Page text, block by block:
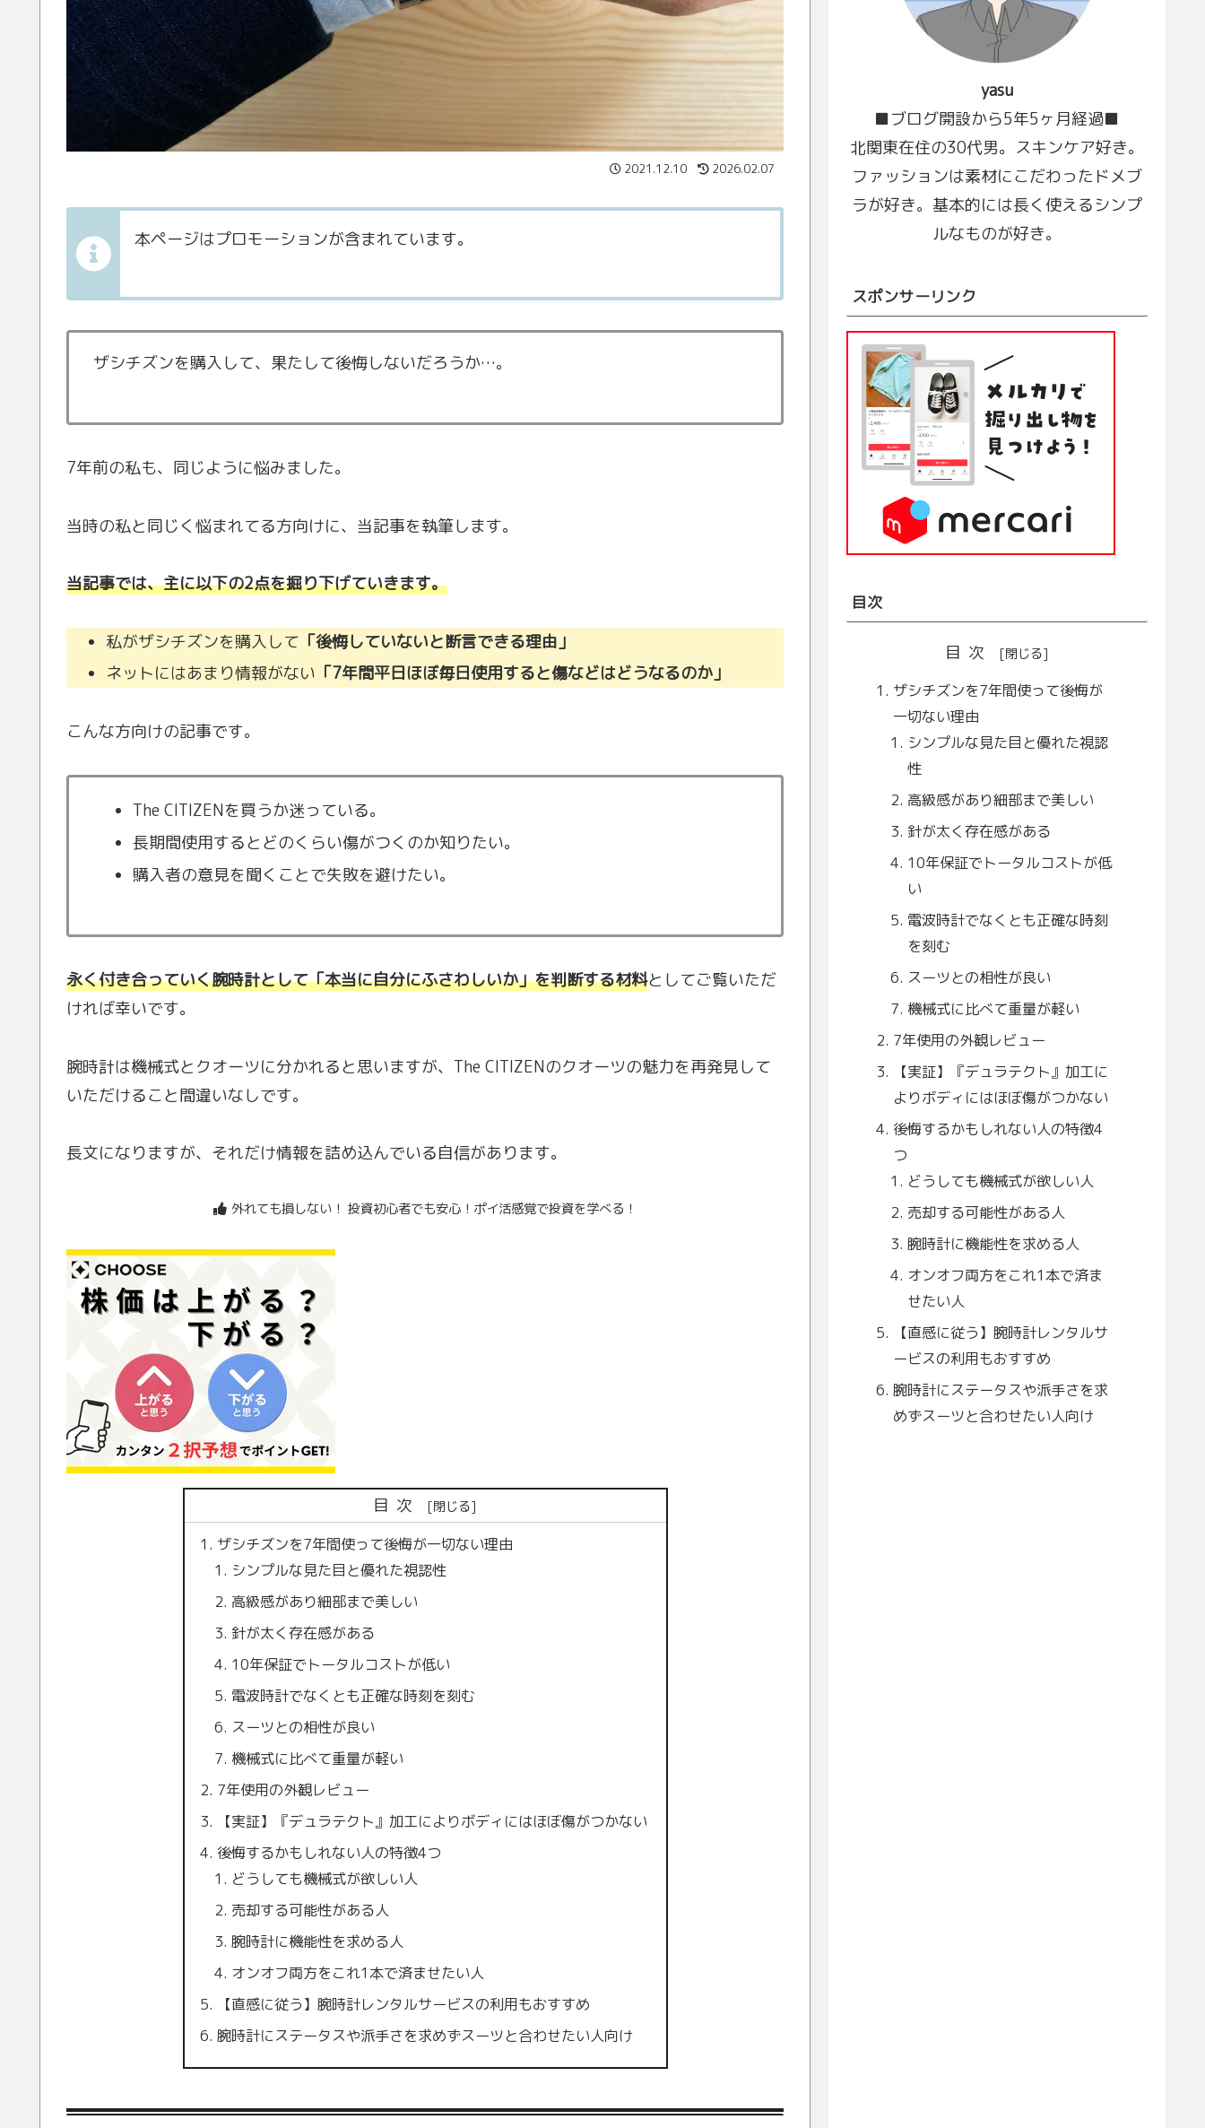
2021.12.10 2026.02.07
本ページはプロモーションが含まれています。
ザシチズンを購入して、果たして後悔しないだろうか…。
7年前の私も、同じように悩みました。
当時の私と同じく悩まれてる方向けに、当記事を執筆します。
当記事では、主に以下の2点を掘り下げていきます。
私がザシチズンを購入して 「後悔していないと断言できる理由」
ネットにはあまり情報がない 「7年間平日ほぼ毎日使用すると傷などはどうなるのか」
こんな方向けの記事です。
The CITIZENを買うか迷っている。
長期間使用するとどのくらい傷がつくのか知りたい。
購入者の意見を聞くことで失敗を避けたい。
永く付き合っていく腕時計として「本当に自分にふさわしいか」を判断する材料としてご覧いただ
ければ幸いです。
腕時計は機械式とクオーツに分かれると思いますが、The CITIZENのクオーツの魅力を再発見して
いただけること間違いなしです。
長文になりますが、それだけ情報を詰め込んでいる自信があります。
外れても損しない！ 投資初心者でも安心！ポイ活感覚で投資を学べる！
目次
ザシチズンを7年間使って後悔が一切ない理由
シンプルな見た目と優れた視認性
高級感があり細部まで美しい
針が太く存在感がある
10年保証でトータルコストが低い
電波時計でなくとも正確な時刻を刻む
スーツとの相性が良い
機械式に比べて重量が軽い
7年使用の外観レビュー
【実証】『デュラテクト』加工によりボディにはほぼ傷がつかない
後悔するかもしれない人の特徴4つ
どうしても機械式が欲しい人
売却する可能性がある人
腕時計に機能性を求める人
オンオフ両方をこれ1本で済ませたい人
【直感に従う】腕時計レンタルサービスの利用もおすすめ
腕時計にステータスや派手さを求めずスーツと合わせたい人向け
yasu
■ブログ開設から5年5ヶ月経過■
北関東在住の30代男。スキンケア好き。
ファッションは素材にこだわったドメブ
ラが好き。基本的には長く使えるシンプ
ルなものが好き。
スポンサーリンク
目次
目次
ザシチズンを7年間使って後悔が
一切ない理由
シンプルな見た目と優れた視認
性
高級感があり細部まで美しい
針が太く存在感がある
10年保証でトータルコストが低
い
電波時計でなくとも正確な時刻
を刻む
スーツとの相性が良い
機械式に比べて重量が軽い
7年使用の外観レビュー
【実証】『デュラテクト』加工に
よりボディにはほぼ傷がつかない
後悔するかもしれない人の特徴4
つ
どうしても機械式が欲しい人
売却する可能性がある人
腕時計に機能性を求める人
オンオフ両方をこれ1本で済ま
せたい人
【直感に従う】腕時計レンタルサ
ービスの利用もおすすめ
腕時計にステータスや派手さを求
めずスーツと合わせたい人向け